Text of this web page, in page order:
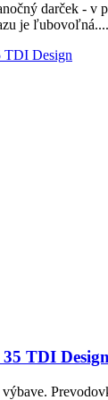
darček - v
je ľubovoľná....
TDI